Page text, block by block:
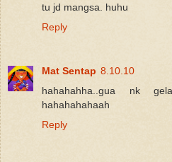
tu jd mangsa. huhu
Reply
Mat Sentap 8.10.10
hahahahha..gua nk
hahahahahaah
Reply